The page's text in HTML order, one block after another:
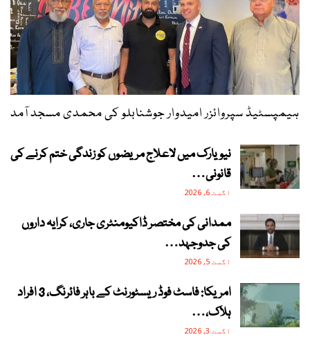
ہیمپسٹیڈ سپروائزر امیدوار جوشنابلو کی محمدی مسجد آمد
نیویارک میں لاعلاج مریضوں کو زندگی ختم کرنے کی
قانونی…
اگست 6, 2026
ممدانی کی مختصر ڈاکیومنٹری جاری، کرایہ داروں
کی جدوجہد…
اگست 5, 2026
امریکا: فاسٹ فوڈ ریسٹورنٹ کے باہر فائرنگ، 3 افراد
ہلاک،…
اگست 3, 2026